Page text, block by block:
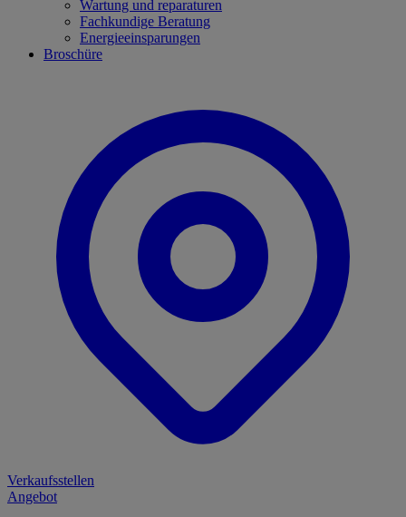
Wartung und reparaturen
Fachkundige Beratung
Energieeinsparungen
Broschüre
Verkaufsstellen
Angebot